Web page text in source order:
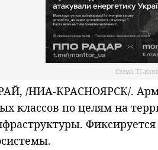
Схема ТГ-
/НИА-КРАСНОЯРСК/.
классов по целям на